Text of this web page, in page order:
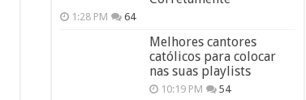
1:28 PM 64
Melhores cantores
católicos para colocar
nas suas playlists
10:19 PM 54